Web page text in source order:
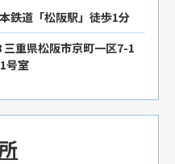
鉄道「松阪駅」徒歩1分
三重県松阪市京町一区7-1
号室